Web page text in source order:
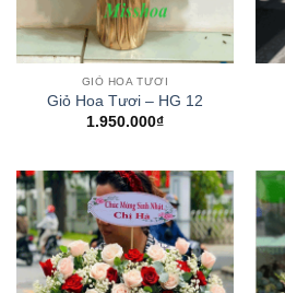
GIỎ HOA TƯƠI
Giỏ Hoa Tươi – HG 12
1.950.000₫